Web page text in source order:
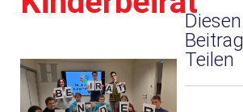
Diesen
Beitrag
Teilen